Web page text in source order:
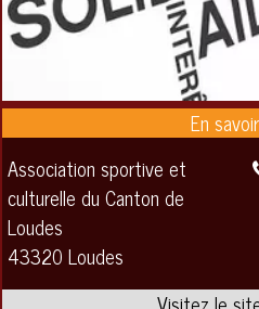
Association sportive et
culturelle du Canton de
Loudes
43320 Loudes